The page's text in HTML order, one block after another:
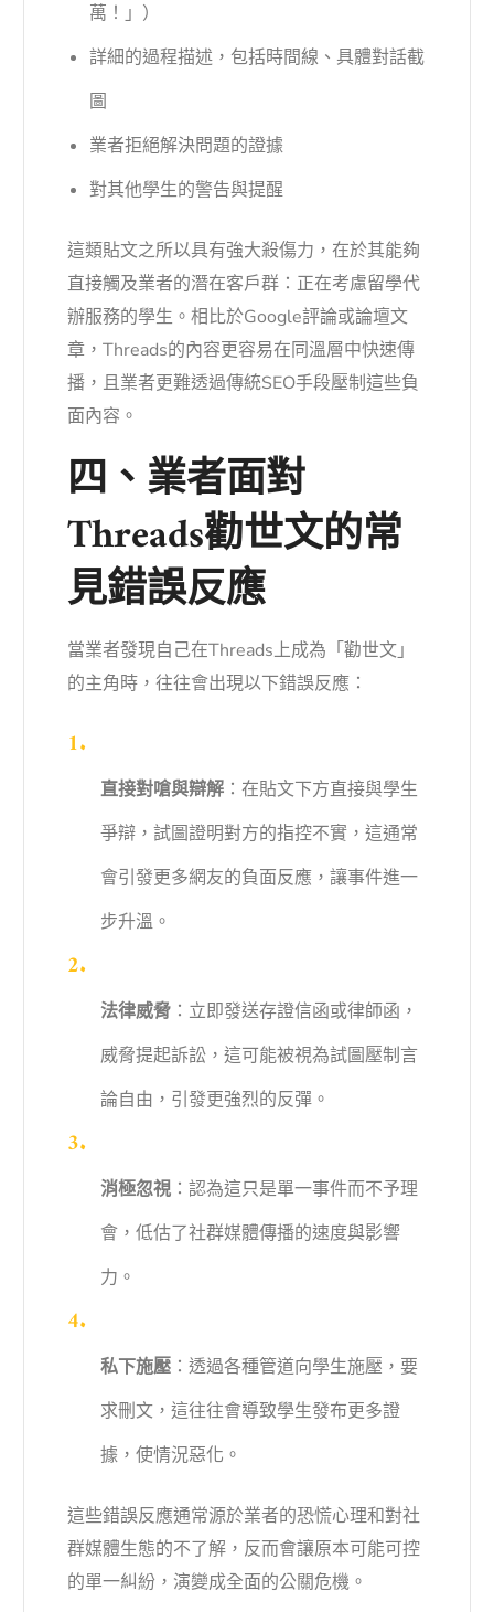
萬！」）
詳細的過程描述，包括時間線、具體對話截
圖
業者拒絕解決問題的證據
對其他學生的警告與提醒
這類貼文之所以具有強大殺傷力，在於其能夠
直接觸及業者的潛在客戶群：正在考慮留學代
辦服務的學生。相比於Google評論或論壇文
章，Threads的內容更容易在同溫層中快速傳
播，且業者更難透過傳統SEO手段壓制這些負
面內容。
四、業者面對
Threads勸世文的常
見錯誤反應
當業者發現自己在Threads上成為「勸世文」
的主角時，往往會出現以下錯誤反應：
直接對嗆與辯解：在貼文下方直接與學生
爭辯，試圖證明對方的指控不實，這通常
會引發更多網友的負面反應，讓事件進一
步升溫。
法律威脅：立即發送存證信函或律師函，
威脅提起訴訟，這可能被視為試圖壓制言
論自由，引發更強烈的反彈。
消極忽視：認為這只是單一事件而不予理
會，低估了社群媒體傳播的速度與影響
力。
私下施壓：透過各種管道向學生施壓，要
求刪文，這往往會導致學生發布更多證
據，使情況惡化。
這些錯誤反應通常源於業者的恐慌心理和對社
群媒體生態的不了解，反而會讓原本可能可控
的單一糾紛，演變成全面的公關危機。